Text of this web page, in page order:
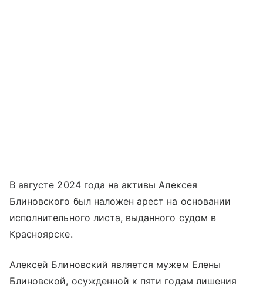
В августе 2024 года на активы Алексея
Блиновского был наложен арест на основании
исполнительного листа, выданного судом в
Красноярске.
Алексей Блиновский является мужем Елены
Блиновской, осужденной к пяти годам лишения